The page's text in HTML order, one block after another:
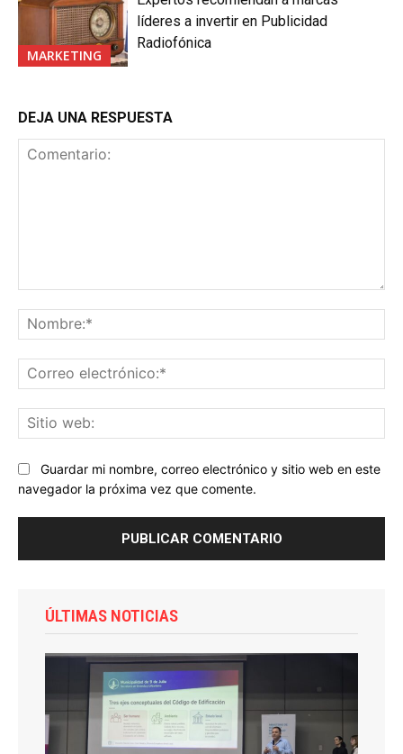
MARKETING
líderes a invertir en Publicidad
Radiofónica
DEJA UNA RESPUESTA
Guardar mi nombre, correo electrónico y sitio web en este
navegador la próxima vez que comente.
ÚLTIMAS NOTICIAS